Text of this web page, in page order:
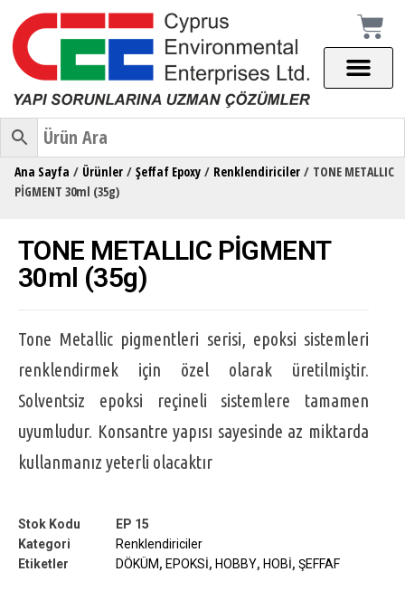
Ana Sayfa / Ürünler / Şeffaf Epoxy / Renklendiriciler / TONE METALLIC
PİGMENT 30ml (35g)
TONE METALLIC PİGMENT
30ml (35g)
Tone Metallic pigmentleri serisi, epoksi sistemleri
renklendirmek için özel olarak üretilmiştir.
Solventsiz epoksi reçineli sistemlere tamamen
uyumludur. Konsantre yapısı sayesinde az miktarda
kullanmanız yeterli olacaktır
Stok Kodu
EP 15
Kategori
Renklendiriciler
Etiketler
DÖKÜM, EPOKSİ, HOBBY, HOBİ, ŞEFFAF